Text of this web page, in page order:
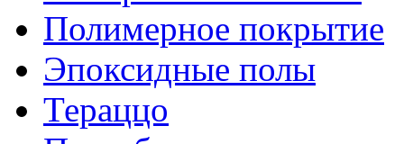
Полимерное покрытие
Эпоксидные полы
Тераццо